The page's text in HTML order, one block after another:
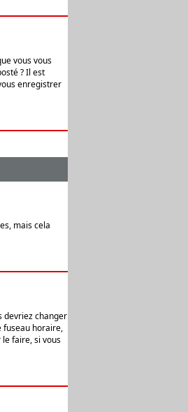
vous vous
? Il est
enregistrer
mais cela
devriez changer
fuseau horaire,
faire, si vous